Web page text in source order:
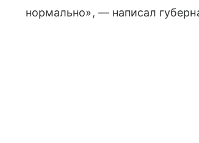
нормально», — написал